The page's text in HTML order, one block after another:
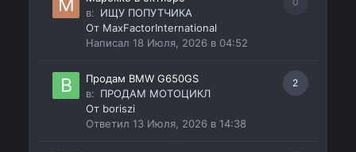
в: ИЩУ ПОПУТЧИКА
От MaxFactorInternational
Написал18 Июля, 2026 в 04:52
2
Продам BMW G650GS
в: ПРОДАМ МОТОЦИКЛ
От boriszi
Ответил13 Июля, 2026 в 14:38